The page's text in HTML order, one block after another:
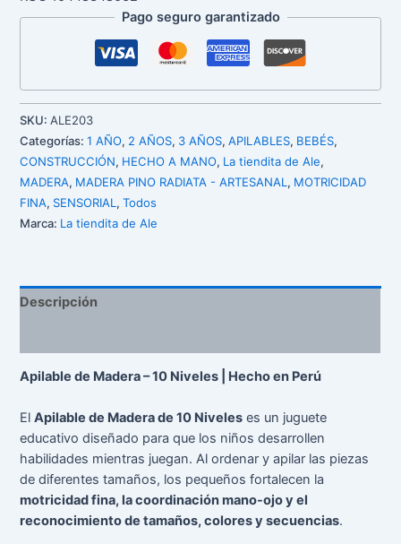
Pago seguro garantizado
SKU:ALE203
Categorías:1 AÑO, 2 AÑOS, 3 AÑOS,APILABLES, BEBÉS,
CONSTRUCCIÓN, HECHO A MANO, La tiendita de Ale,
MADERA, MADERA PINO RADIATA - ARTESANAL , MOTRICIDAD
FINA, SENSORIAL ,Todos
Marca: La tiendita de Ale
Descripción
Apilable de Madera – 10 Niveles | Hecho en Perú
ElApilable de Madera de 10 Niveles es un juguete
educativo diseñado para que los niños desarrollen
habilidades mientras juegan. Al ordenar y apilar las piezas
de diferentes tamaños, los pequeños fortalecen la
motricidad fina, la coordinación mano-ojo y el
reconocimiento de tamaños, colores y secuencias.